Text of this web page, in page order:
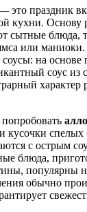
это праздник
кухни. Основу
сытные блюда,
или маниоки.
на основе
соус
характер
кусочки
с острым
блюда,
популярны
обычно